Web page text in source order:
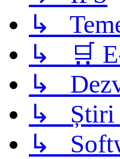
↳
↳ 🛒
↳
↳ Știri
↳